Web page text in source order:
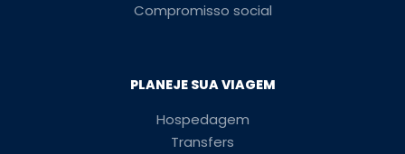
Compromisso social
PLANEJE SUA VIAGEM
Hospedagem
Transfers